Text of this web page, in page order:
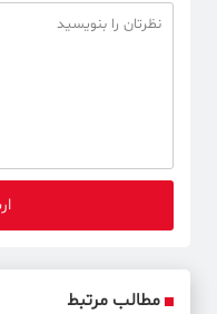
مطالب مرتبط